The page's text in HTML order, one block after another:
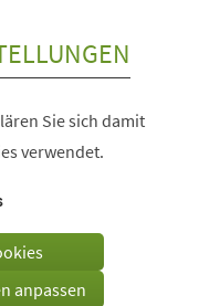
Sie sich damit
verwendet.
anpassen